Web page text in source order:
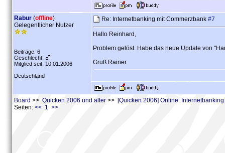
Rabur (offline)
Gelegentlicher Nutzer
Beiträge: 6
Geschlecht:
Mitglied seit: 10.01.2006
Deutschland
Re: Internetbanking mit Commerzbank #7
Hallo Reinhard,
Problem gelöst. Habe das neue Update von
Gruß Rainer
Board >> Quicken 2006 und älter >> [Quicken 2006] Online:
Seiten: << 1 >>